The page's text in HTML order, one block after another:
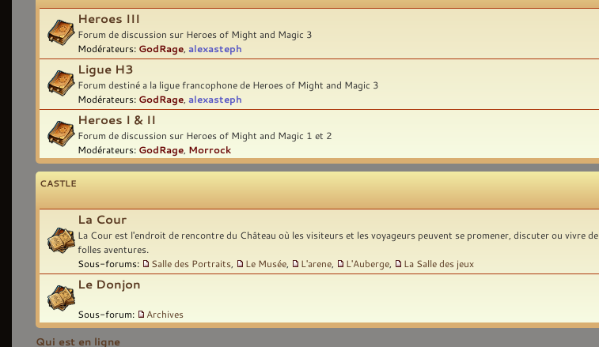
Heroes III
Forum de discussion sur Heroes of Might and Magic 3
Modérateurs: GodRage alexasteph
Ligue H3
Forum destiné a la ligue francophone de Heroes of Might and Magic 3
Modérateurs: GodRage alexasteph
Heroes I & II
Forum de discussion sur Heroes of Might and Magic 1 et 2
Modérateurs: GodRage Morrock
CASTLE
La Cour
La Cour est l'endroit de rencontre du Château où les visiteurs et les voyageurs peuvent se promener, discuter ou vivre de
folles aventures.
Sous-forums:
Salle des Portraits Le Musée L'arene L'Auberge La Salle des jeux
Le Donjon
Sous-forum: Archives
Qui est en ligne